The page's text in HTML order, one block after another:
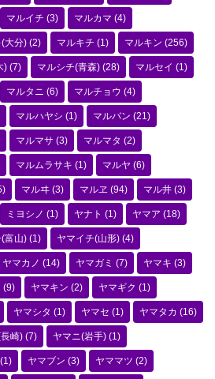
マルイチ (3) マルカマ (4)
大分) (2) マルキチ (1) マルキン (256)
) (7) マルシチ(青森) (28) マルセイ (1)
マルタニ (6) マルチョウ (4)
マルハヤシ (1) マルバン (21)
マルマサ (3) マルマタ (2)
マルムラサキ (1) マルヤ (6)
マルヰ (3) マルヱ (94) マル井 (3)
ミヨシノ (1) ヤナト (1) ヤマア (18)
富山) (1) ヤマイチ(山形) (4)
ヤマカノ (14) ヤマガミ (7) ヤマキ (3)
(9) ヤマキン (2) ヤマギク (1)
ヤマシタ (1) ヤマセ (1) ヤマタカ (16)
崎) (7) ヤマニ(岩手) (1)
(1) ヤマブン (3) ヤママツ (2)